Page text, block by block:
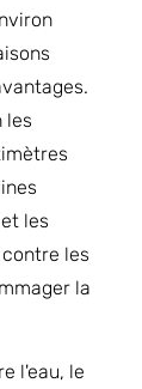
les
les
les
la
l'eau, le